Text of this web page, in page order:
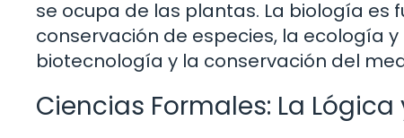
se ocupa de las plantas. La biología
conservación de especies, la ecología
biotecnología y la conservación del
Ciencias Formales: La